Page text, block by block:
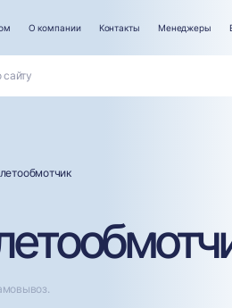
О компании Контакты Менеджеры